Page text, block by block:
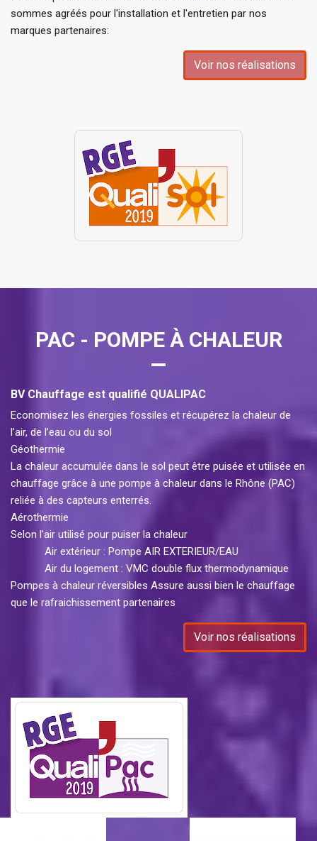
sommes agréés pour l'installation et l'entretien par nos
marques partenaires:
Voir nos réalisations
PAC - POMPE À CHALEUR
BV Chauffage est qualifié QUALIPAC
Economisez les énergies fossiles et récupérez la chaleur de
l’air, de l’eau ou du sol
Géothermie
La chaleur accumulée dans le sol peut être puisée et utilisée en
chauffage grâce à une pompe à chaleur dans le Rhône (PAC)
reliée à des capteurs enterrés.
Aérothermie
Selon l’air utilisé pour puiser la chaleur
Air extérieur : Pompe AIR EXTERIEUR/EAU
Air du logement : VMC double flux thermodynamique
Pompes à chaleur réversibles Assure aussi bien le chauffage
que le rafraichissement partenaires
Voir nos réalisations